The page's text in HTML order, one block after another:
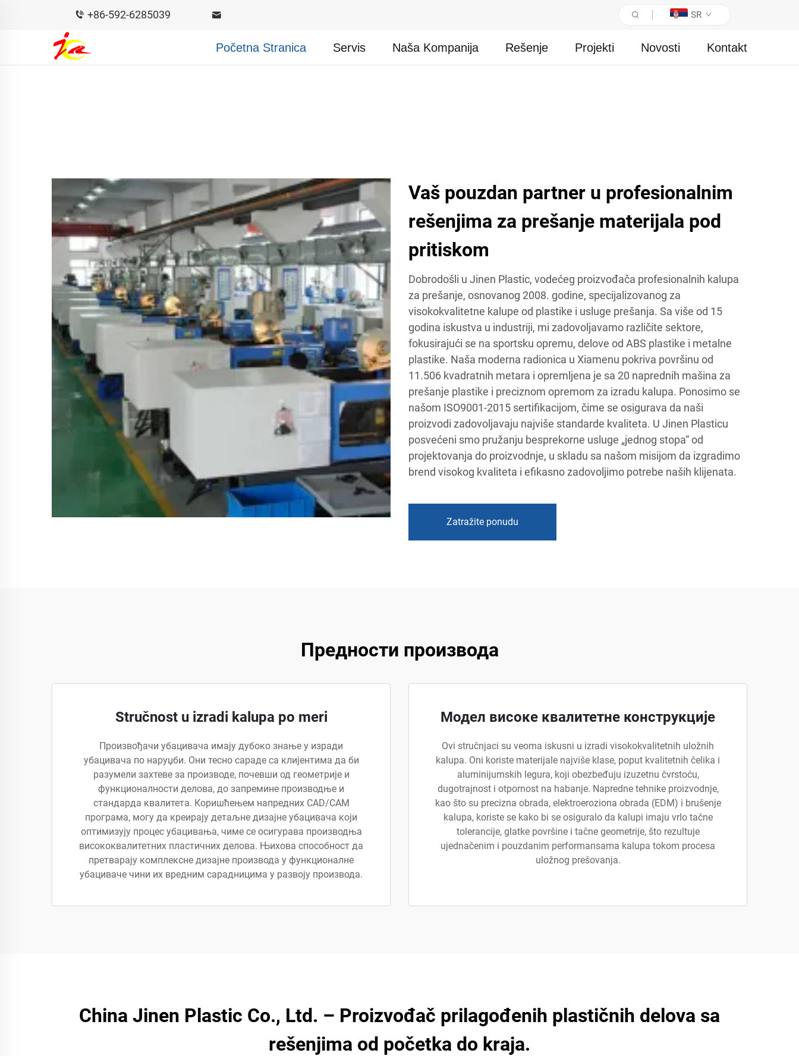
+86-592-6285039 SR
Početna Stranica Servis Naša Kompanija Rešenje Projekti Novosti Kontakt
Vaš pouzdan partner u profesionalnim
rešenjima za prešanje materijala pod
pritiskom
Dobrodošli u Jinen Plastic, vodećeg proizvođača profesionalnih kalupa
za prešanje, osnovanog 2008. godine, specijalizovanog za
visokokvalitetne kalupe od plastike i usluge prešanja. Sa više od 15
godina iskustva u industriji, mi zadovoljavamo različite sektore,
fokusirajući se na sportsku opremu, delove od ABS plastike i metalne
plastike. Naša moderna radionica u Xiamenu pokriva površinu od
11.506 kvadratnih metara i opremljena je sa 20 naprednih mašina za
prešanje plastike i preciznom opremom za izradu kalupa. Ponosimo se
našom ISO9001-2015 sertifikacijom, čime se osigurava da naši
proizvodi zadovoljavaju najviše standarde kvaliteta. U Jinen Plasticu
posvećeni smo pružanju besprekorne usluge „jednog stopa“ od
projektovanja do proizvodnje, u skladu sa našom misijom da izgradimo
brend visokog kvaliteta i efikasno zadovoljimo potrebe naših klijenata.
Zatražite ponudu
Предности производа
Stručnost u izradi kalupa po meri
Произвођачи убацивача имају дубоко знање у изради
убацивача по наруџби. Они тесно сараде са клијентима да би
разумели захтеве за производе, почевши од геометрије и
функционалности делова, до запремине производње и
стандарда квалитета. Коришћењем напредних CAD/CAM
програма, могу да креирају детаљне дизајне убацивача који
оптимизују процес убацивања, чиме се осигурава производња
висококвалитетних пластичних делова. Њихова способност да
претварају комплексне дизајне производа у функционалне
убациваче чини их вредним сарадницима у развоју производа.
Модел високе квалитетне конструкције
Ovi stručnjaci su veoma iskusni u izradi visokokvalitetnih uložnih
kalupa. Oni koriste materijale najviše klase, poput kvalitetnih čelika i
aluminijumskih legura, koji obezbeđuju izuzetnu čvrstoću,
dugotrajnost i otpornost na habanje. Napredne tehnike proizvodnje,
kao što su precizna obrada, elektroeroziona obrada (EDM) i brušenje
kalupa, koriste se kako bi se osiguralo da kalupi imaju vrlo tačne
tolerancije, glatke površine i tačne geometrije, što rezultuje
ujednačenim i pouzdanim performansama kalupa tokom procesa
uložnog prešovanja.
China Jinen Plastic Co., Ltd. – Proizvođač prilagođenih plastičnih delova sa
rešenjima od početka do kraja.